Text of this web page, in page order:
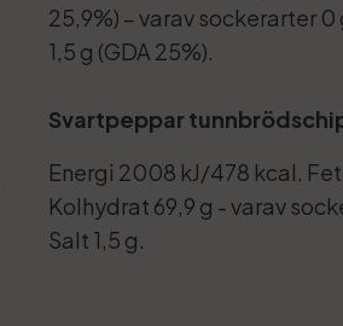
25,9%) – varav sockerarter 0
1,5 g (GDA 25%).
Svartpeppar
Energi 2008 kJ/478 kcal.
Kolhydrat 69,9 g - varav
Salt 1,5 g.